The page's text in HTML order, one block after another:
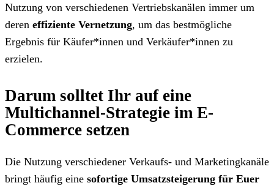
Nutzung von verschiedenen Vertriebskanälen immer um
deren effiziente Vernetzung, um das bestmögliche
Ergebnis für Käufer*innen und Verkäufer*innen zu
erzielen.
Darum solltet Ihr auf eine
Multichannel-Strategie im E-
Commerce setzen
Die Nutzung verschiedener Verkaufs- und Marketingkanäle
bringt häufig eine sofortige Umsatzsteigerung für Euer